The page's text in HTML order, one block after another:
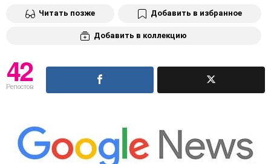
Читать позже Добавить в избранное
Добавить в коллекцию
42
Репостов